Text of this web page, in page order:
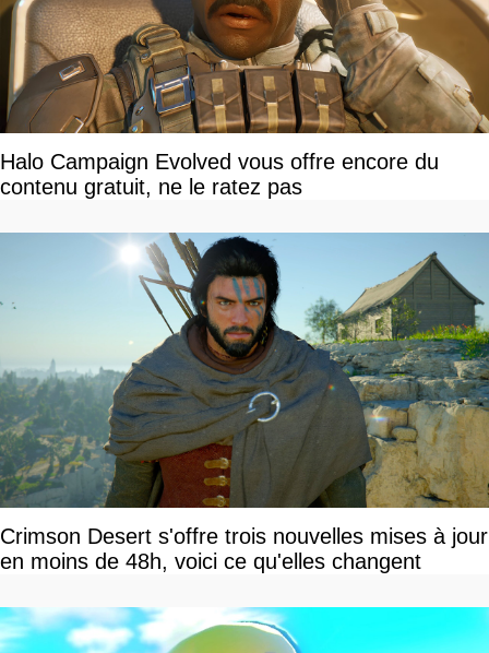
Halo Campaign Evolved vous offre encore du
contenu gratuit, ne le ratez pas
Crimson Desert s'offre trois nouvelles mises à jour
en moins de 48h, voici ce qu'elles changent